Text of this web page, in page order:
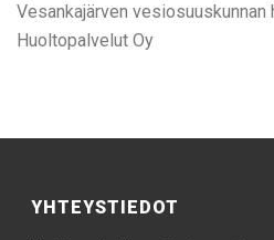
Vesankajärven vesiosuuskunnan
Huoltopalvelut Oy
YHTEYSTIEDOT